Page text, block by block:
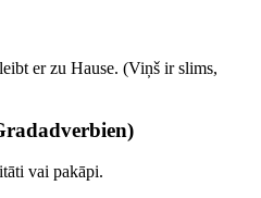
er zu Hause. (Viņš ir slims,
vai pakāpi.